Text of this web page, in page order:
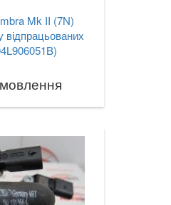
Mk II (7N)
відпрацьованих